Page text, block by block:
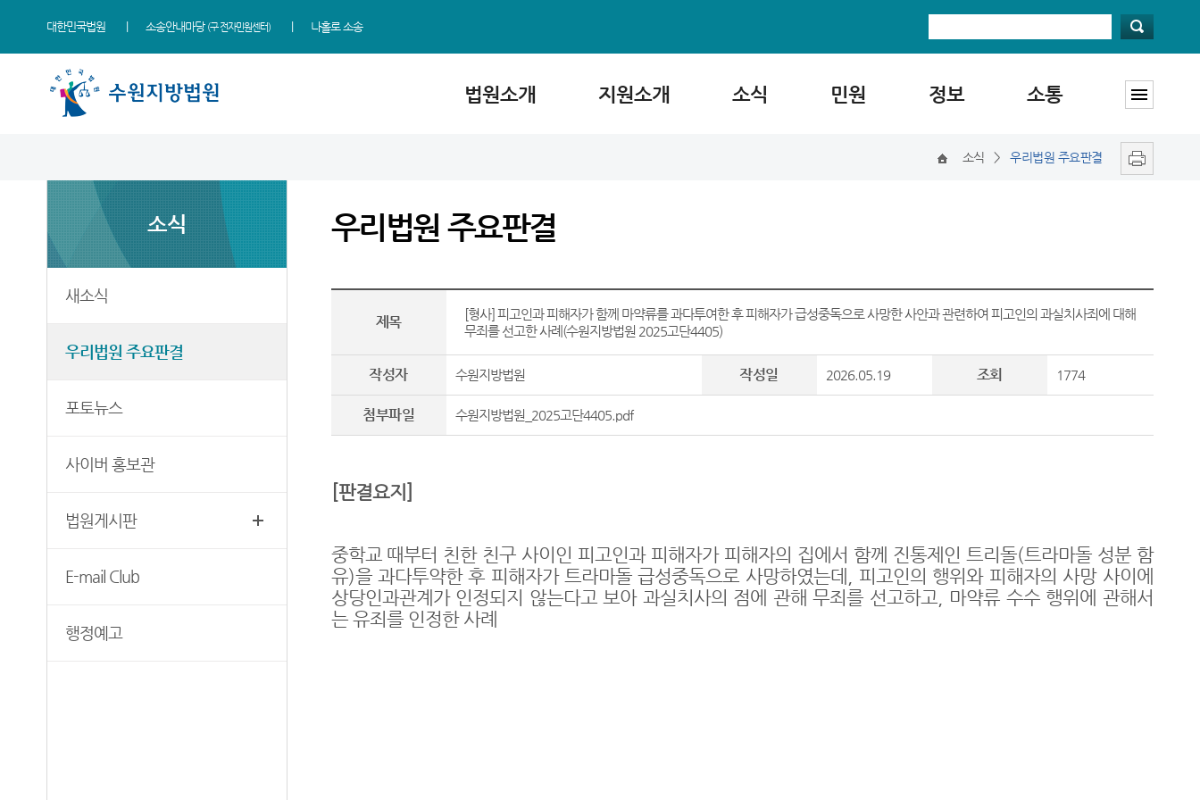
대한민국법원 소송안내마당 (구 전자민원센터) 나홀로 소송
법원소개 지원소개 소식 민원 정보 소통
조직 및 전화번호
시/군법원
청사안내
여주지원
평택지원
우리법원 주요판결
포토뉴스
E-mail Club
사회적 약자 통합적 사법
지원 - 사법접근센터
민원안내
민사조정안내
생활 속의 계약서
재판기록열람복사예약
판결서사본 제공신청
판결서 인터넷열람
칭찬합니다
국민참여 재판안내
부조리 신고센터
증인지원관 제도
소식 > 우리법원 주요판결
소식
새소식
우리법원 주요판결
포토뉴스
사이버 홍보관
법원게시판
E-mail Club
행정예고
우리법원 주요판결
제목
[형사] 피고인과 피해자가 함께 마약류를 과다투여한 후 피해자가 급성중독으로 사망한 사안과 관련하여 피고인의 과실치사죄에 대해
무죄를 선고한 사례(수원지방법원 2025고단4405)
작성자 수원지방법원 작성일 2026.05.19 조회 1774
첨부파일 수원지방법원_2025고단4405.pdf
[판결요지]
중학교 때부터 친한 친구 사이인 피고인과 피해자가 피해자의 집에서 함께 진통제인 트리돌(트라마돌 성분 함
유)을 과다투약한 후 피해자가 트라마돌 급성중독으로 사망하였는데 피고인의 행위와 피해자의 사망 사이에
상당인과관계가 인정되지 않는다고 보아 과실치사의 점에 관해 무죄를 선고하고, 마약류 수수 행위에 관해서
는 유죄를 인정한 사례